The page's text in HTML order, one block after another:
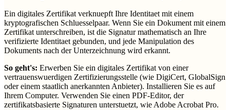
Ein digitales Zertifikat verknuepft Ihre Identitaet mit einem
kryptografischen Schluesselpaar. Wenn Sie ein Dokument mit einem
Zertifikat unterschreiben, ist die Signatur mathematisch an Ihre
verifizierte Identitaet gebunden, und jede Manipulation des
Dokuments nach der Unterzeichnung wird erkannt.
So geht's: Erwerben Sie ein digitales Zertifikat von einer
vertrauenswuerdigen Zertifizierungsstelle (wie DigiCert, GlobalSign
oder einem staatlich anerkannten Anbieter). Installieren Sie es auf
Ihrem Computer. Verwenden Sie einen PDF-Editor, der
zertifikatsbasierte Signaturen unterstuetzt, wie Adobe Acrobat Pro.